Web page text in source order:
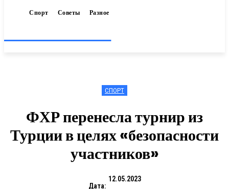
Спорт Советы Разное
СПОРТ
ФХР перенесла турнир из
Турции в целях «безопасности
участников»
Дата:
12.05.2023